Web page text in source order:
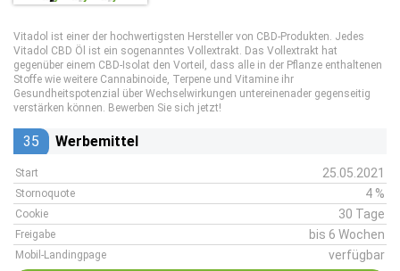
Vitadol ist einer der hochwertigsten Hersteller von CBD-Produkten. Jedes
Vitadol CBD Öl ist ein sogenanntes Vollextrakt. Das Vollextrakt hat
gegenüber einem CBD-Isolat den Vorteil, dass alle in der Pflanze enthaltenen
Stoffe wie weitere Cannabinoide, Terpene und Vitamine ihr
Gesundheitspotenzial über Wechselwirkungen untereinenader gegenseitig
verstärken können. Bewerben Sie sich jetzt!
35 Werbemittel
Start 25.05.2021
Stornoquote 4 %
Cookie 30 Tage
Freigabe bis 6 Wochen
Mobil-Landingpage verfügbar